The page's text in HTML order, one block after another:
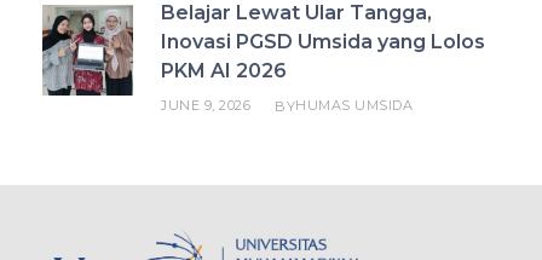
Belajar Lewat Ular Tangga,
Inovasi PGSD Umsida yang Lolos
PKM AI 2026
JUNE 9, 2026 BYHUMAS UMSIDA